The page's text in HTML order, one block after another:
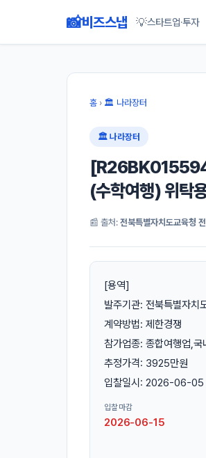
📸비즈스냅 💡스타트업·투자
홈 › 🏛 나라장터
🏛 나라장터
(수학여행) 위탁
📰 출처: 전북특별자치도교육청
[용역]
발주기관: 전북특별자치
계약방법: 제한경쟁
참가업종: 종합여행업,
추정가격: 3925만원
입찰일시: 2026-06-
입찰마감
2026-06-15